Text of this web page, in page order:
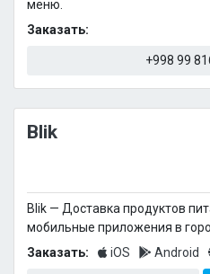
меню.
Заказать:
+998 99
Blik
Blik — Доставка продуктов
мобильные приложения в
Заказать:
iOS Android